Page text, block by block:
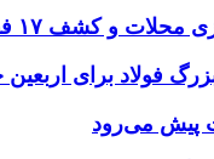
فولاد برای
پیش می‌رود